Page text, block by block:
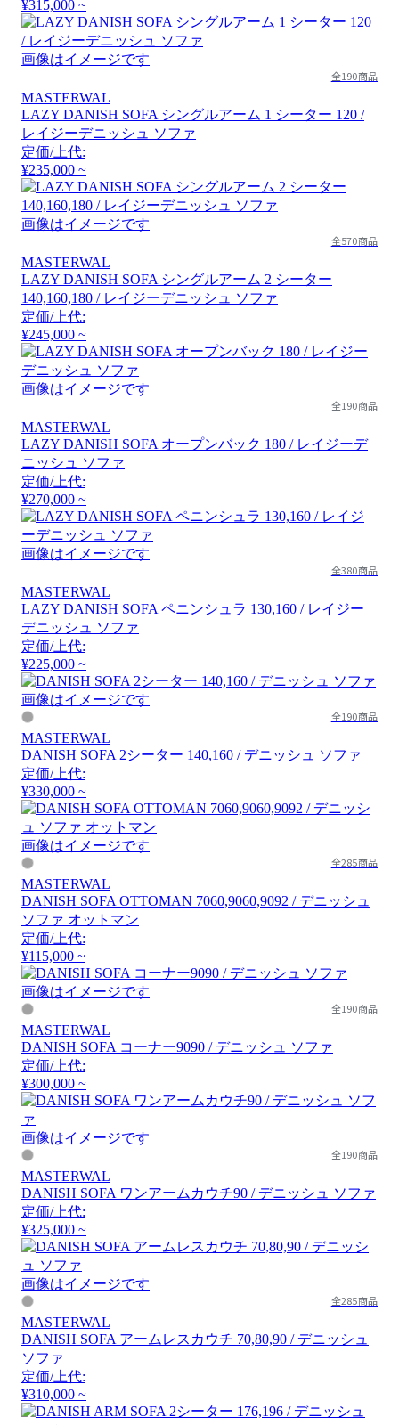
¥315,000 ~
画像はイメージです
全190商品
MASTERWAL
LAZY DANISH SOFA シングルアーム 1 シーター 120 /
レイジーデニッシュ ソファ
定価/上代:
¥235,000 ~
画像はイメージです
全570商品
MASTERWAL
LAZY DANISH SOFA シングルアーム 2 シーター
140,160,180 / レイジーデニッシュ ソファ
定価/上代:
¥245,000 ~
画像はイメージです
全190商品
MASTERWAL
LAZY DANISH SOFA オープンバック 180 / レイジーデ
ニッシュ ソファ
定価/上代:
¥270,000 ~
画像はイメージです
全380商品
MASTERWAL
LAZY DANISH SOFA ペニンシュラ 130,160 / レイジー
デニッシュ ソファ
定価/上代:
¥225,000 ~
画像はイメージです
全190商品
MASTERWAL
DANISH SOFA 2シーター 140,160 / デニッシュ ソファ
定価/上代:
¥330,000 ~
画像はイメージです
全285商品
MASTERWAL
DANISH SOFA OTTOMAN 7060,9060,9092 / デニッシュ
ソファ オットマン
定価/上代:
¥115,000 ~
画像はイメージです
全190商品
MASTERWAL
DANISH SOFA コーナー9090 / デニッシュ ソファ
定価/上代:
¥300,000 ~
画像はイメージです
全190商品
MASTERWAL
DANISH SOFA ワンアームカウチ90 / デニッシュ ソファ
定価/上代:
¥325,000 ~
画像はイメージです
全285商品
MASTERWAL
DANISH SOFA アームレスカウチ 70,80,90 / デニッシュ
ソファ
定価/上代:
¥310,000 ~